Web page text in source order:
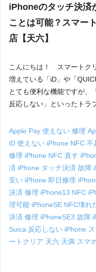
iPhoneのタッチ決済
ことは可能？スマー
店【天六】
こんにちは！ スマートク
増えている「iD」や「
とても便利な機能ですが、
反応しない」といったトラ
Apple Pay 使えない 修理
iD 使えない iPhone NFC 不
修理 iPhone NFC 直す
済 iPhone タッチ決済 故障
安い iPhone 即日修理
決済 修理 iPhone13 NFC
理可能 iPhoneSE NFC壊れ
決済 修理 iPhoneSE3 故障
Suica 反応しない iPhone
ートクリア 天六 天満 スマ